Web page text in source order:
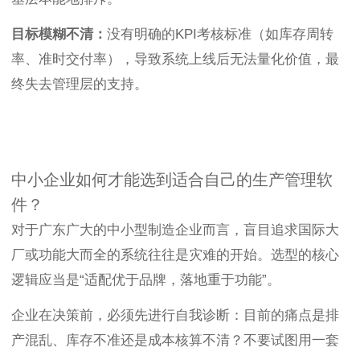
目标模糊不清： 没有明确的KPI考核标准（如库存周转
率、准时交付率），导致系统上线后无法量化价值，最
终失去管理层的支持。
中小企业如何才能选到适合自己的生产管理软
件？
对于广东广大的中小型制造企业而言，盲目追求国际大
厂或功能大而全的系统往往是灾难的开始。选型的核心
逻辑应当是“适配优于品牌，落地重于功能”。
企业在决策前，必须先进行自我诊断：目前的痛点是排
产混乱、库存不准还是成本核算不清？不要试图用一套